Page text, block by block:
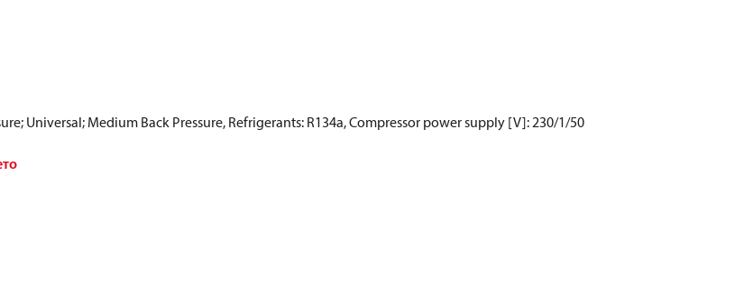
Universal; Medium Back Pressure, Refrigerants: R134a, Compressor power supply [V]: 230/1/50